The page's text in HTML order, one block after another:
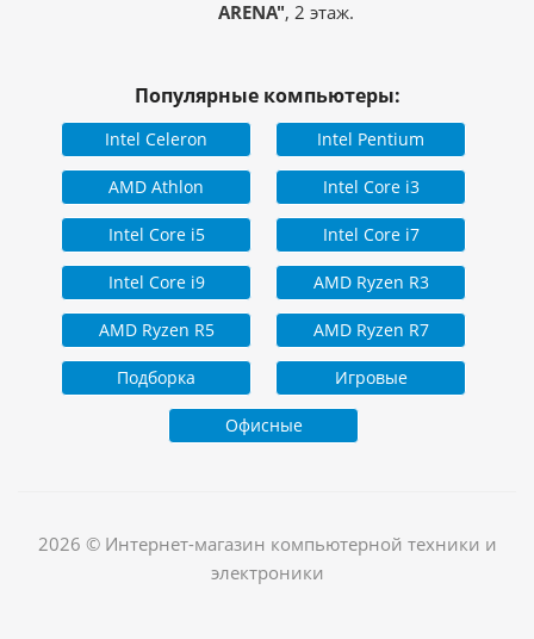
ARENA", 2 этаж.
Популярные компьютеры:
Intel Celeron Intel Pentium
AMD Athlon Intel Core i3
Intel Core i5 Intel Core i7
Intel Core i9 AMD Ryzen R3
AMD Ryzen R5 AMD Ryzen R7
Подборка Игровые
Офисные
2026 © Интернет-магазин компьютерной техники и
электроники